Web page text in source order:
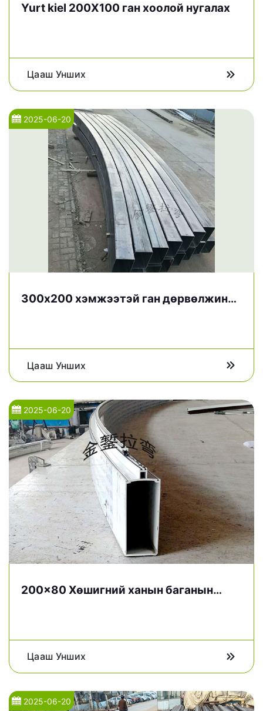
Yurt kiel 200X100 ган хоолой нугалах
Цааш Унших
2025-06-20
300х200 хэмжээтэй ган дөрвөлжин
Цааш Унших
2025-06-20
200x80 Хөшигний ханын баганын
Цааш Унших
2025-06-20